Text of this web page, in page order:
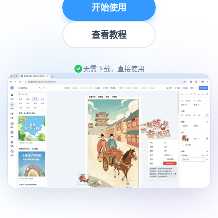
开始使用
查看教程
无需下载，直接使用